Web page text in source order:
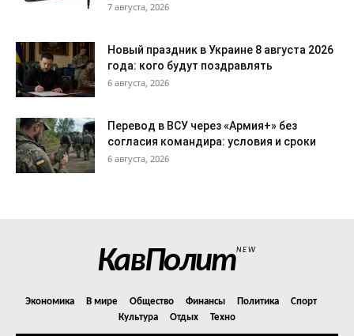
7 августа, 2026
Новый праздник в Украине 8 августа 2026
года: кого будут поздравлять
6 августа, 2026
Перевод в ВСУ через «Армия+» без
согласия командира: условия и сроки
6 августа, 2026
КавПолитNEW
Экономика В мире Общество Финансы Политика
Спорт
Культура
Отдых Техно